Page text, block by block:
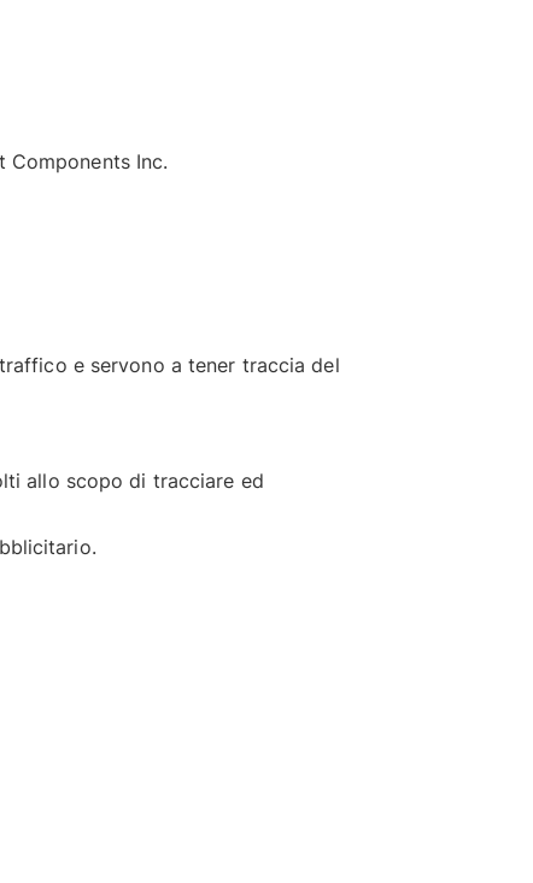
Inc.
e servono a tener traccia del
allo scopo di tracciare ed